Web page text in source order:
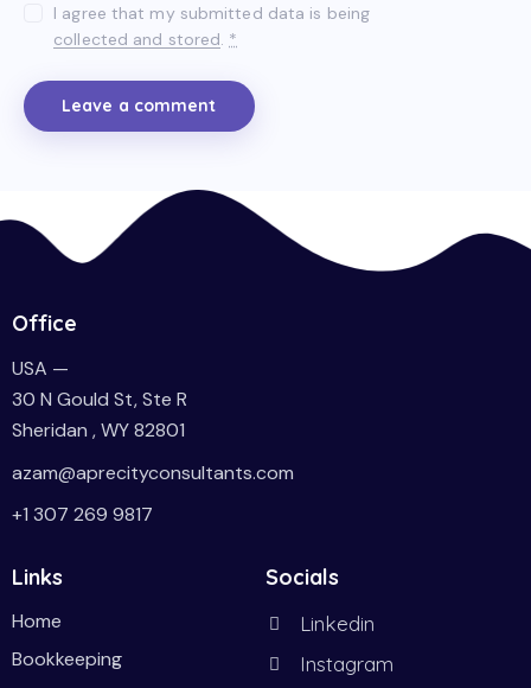
I agree that my submitted data is being
collected and stored. *
Office
USA —
30 N Gould St, Ste R
Sheridan , WY 82801
azam@aprecityconsultants.com
+1 307 269 9817
Links
Home
Bookkeeping
Socials
Linkedin
Instagram